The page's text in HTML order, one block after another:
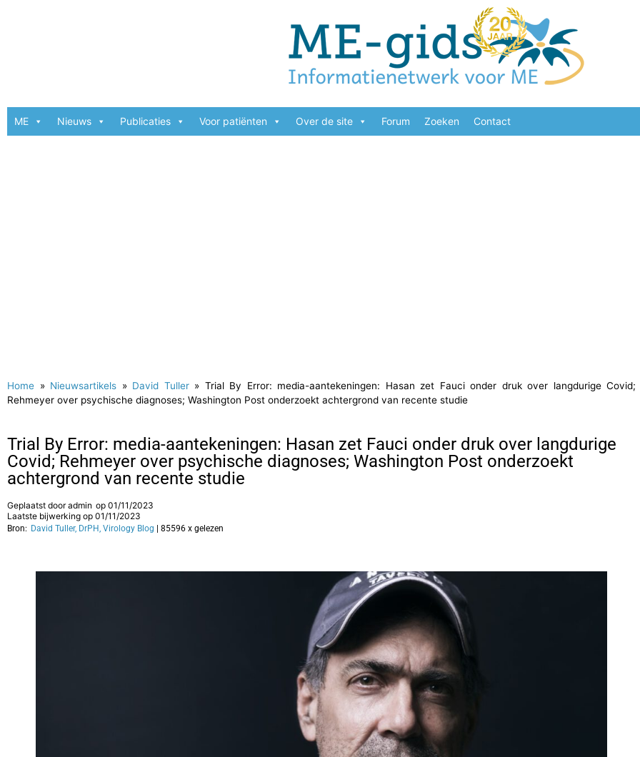
ME Nieuws Publicaties Voor patiënten Over de site Forum Zoeken Contact
Home » Nieuwsartikels » David Tuller» Trial By Error: media-aantekeningen: Hasan zet Fauci onder druk over langdurige Covid;
Rehmeyer over psychische diagnoses; Washington Post onderzoekt achtergrond van recente studie
Trial By Error: media-aantekeningen: Hasan zet Fauci onder druk over langdurige
Covid; Rehmeyer over psychische diagnoses; Washington Post onderzoekt
achtergrond van recente studie
Geplaatst dooradmin op 01/11/2023
Laatste bijwerking op 01/11/2023
Bron: David Tuller, DrPH, Virology Blog | 85596 x gelezen